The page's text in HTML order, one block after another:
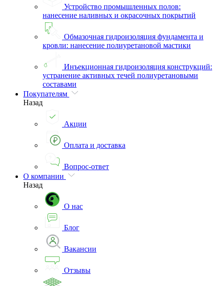
Устройство промышленных полов:
нанесение наливных и окрасочных покрытий
Обмазочная гидроизоляция фундамента и
кровли: нанесение полиуретановой мастики
Инъекционная гидроизоляция конструкций:
устранение активных течей полиуретановыми
составами
Покупателям
Назад
Акции
Оплата и доставка
Вопрос-ответ
О компании
Назад
О нас
Блог
Вакансии
Отзывы